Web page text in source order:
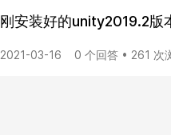
刚安装好的unity2019.2版
2021-03-16 0 个回答 • 261 次